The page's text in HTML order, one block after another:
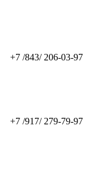
+7 /843/ 206-03-97
+7 /917/ 279-79-97